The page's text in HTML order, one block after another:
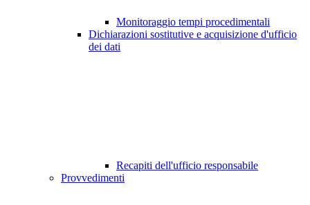
Monitoraggio tempi procedimentali
Dichiarazioni sostitutive e acquisizione d'ufficio
dei dati
Recapiti dell'ufficio responsabile
Provvedimenti